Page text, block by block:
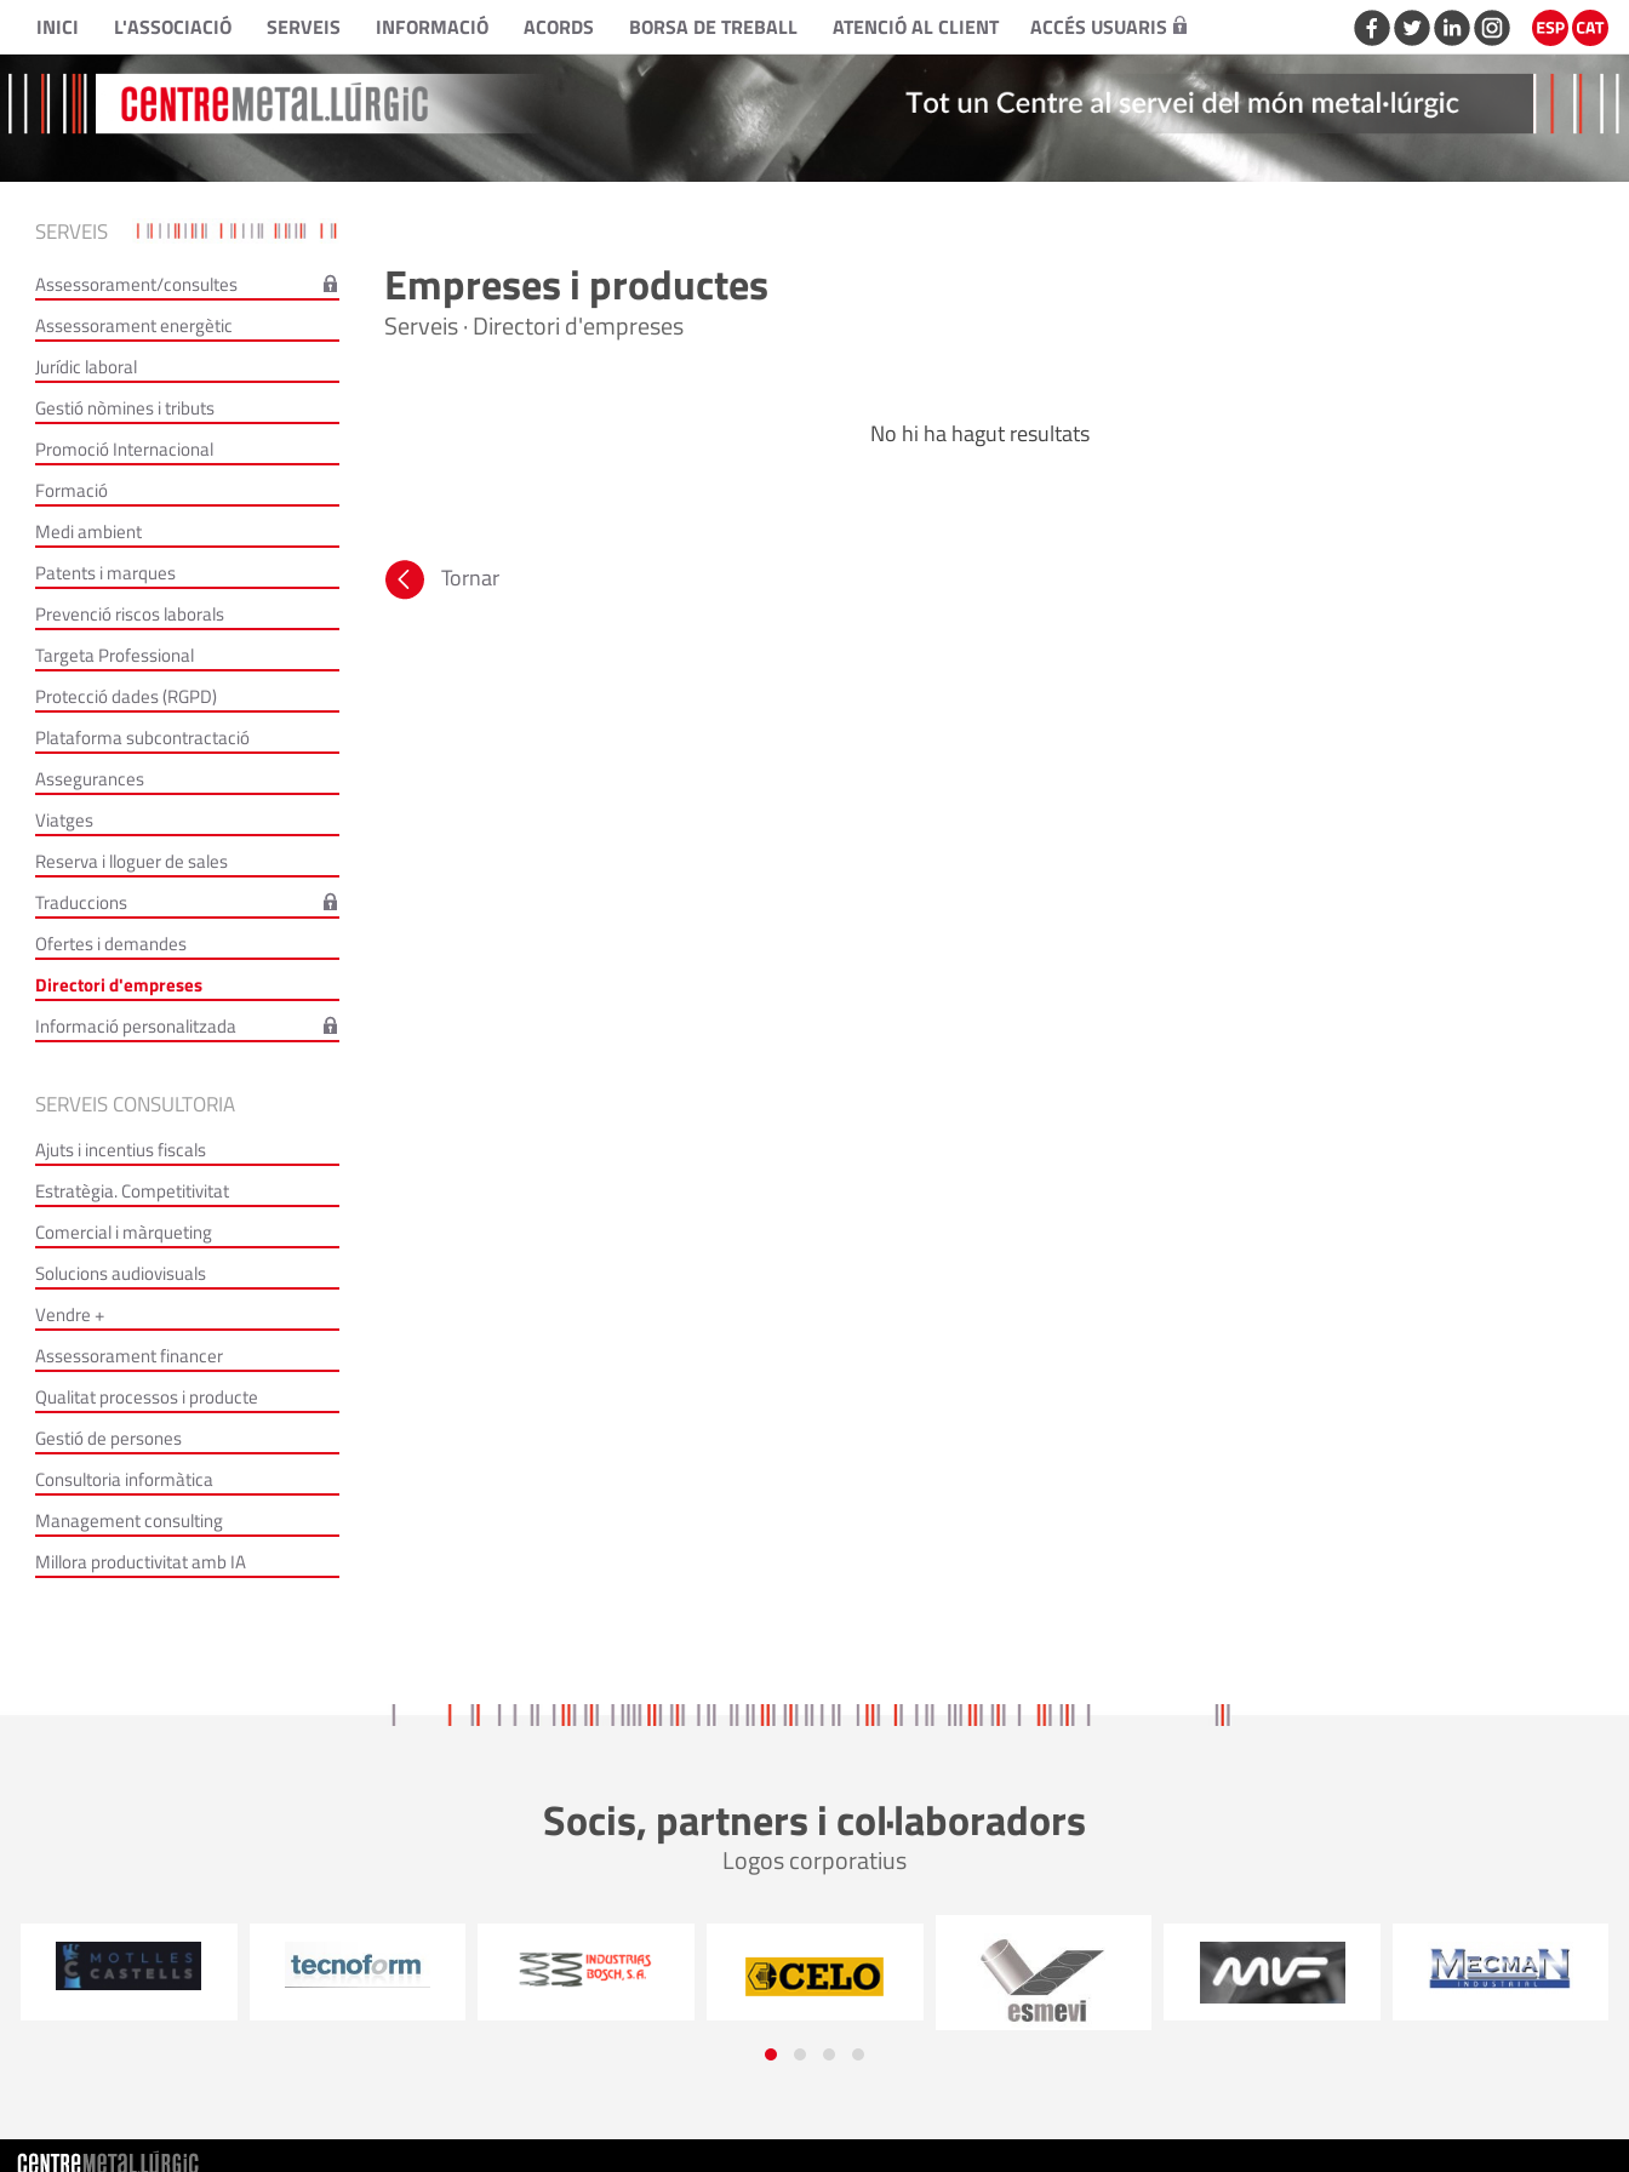
INICI L'ASSOCIACIÓ SERVEIS INFORMACIÓ ACORDS BORSA DE TREBALL ATENCIÓ AL CLIENT ACCÉS USUARIS
SERVEIS
Assessorament/consultes
Assessorament energètic
Jurídic laboral
Gestió nòmines i tributs
Promoció Internacional
Formació
Medi ambient
Patents i marques
Prevenció riscos laborals
Targeta Professional
Protecció dades (RGPD)
Plataforma subcontractació
Assegurances
Viatges
Reserva i lloguer de sales
Traduccions
Ofertes i demandes
Directori d'empreses
Informació personalitzada
SERVEIS CONSULTORIA
Ajuts i incentius fiscals
Estratègia. Competitivitat
Comercial i màrqueting
Solucions audiovisuals
Vendre +
Assessorament financer
Qualitat processos i producte
Gestió de persones
Consultoria informàtica
Management consulting
Millora productivitat amb IA
Empreses i productes
Serveis · Directori d'empreses
No hi ha hagut resultats
Tornar
Socis, partners i col·laboradors
Logos corporatius